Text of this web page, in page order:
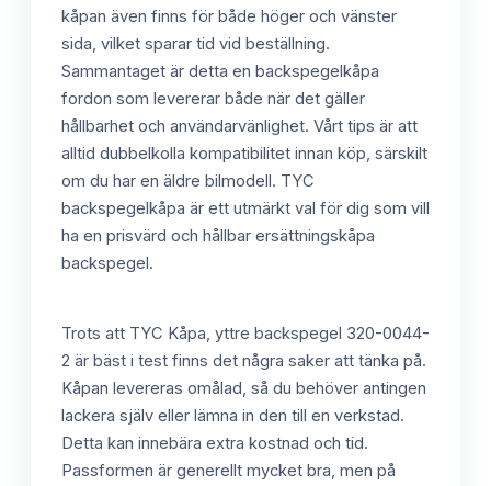
kåpan även finns för både höger och vänster
sida, vilket sparar tid vid beställning.
Sammantaget är detta en backspegelkåpa
fordon som levererar både när det gäller
hållbarhet och användarvänlighet. Vårt tips är att
alltid dubbelkolla kompatibilitet innan köp, särskilt
om du har en äldre bilmodell. TYC
backspegelkåpa är ett utmärkt val för dig som vill
ha en prisvärd och hållbar ersättningskåpa
backspegel.
Trots att TYC Kåpa, yttre backspegel 320-0044-
2 är bäst i test finns det några saker att tänka på.
Kåpan levereras omålad, så du behöver antingen
lackera själv eller lämna in den till en verkstad.
Detta kan innebära extra kostnad och tid.
Passformen är generellt mycket bra, men på